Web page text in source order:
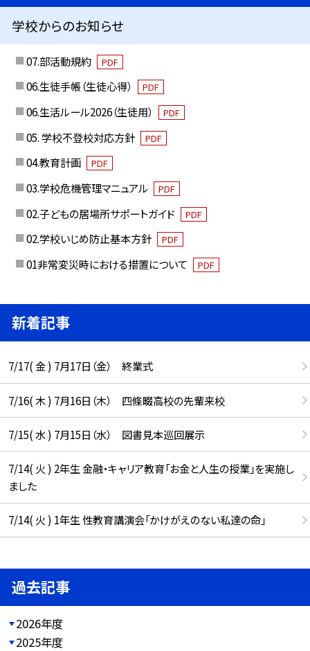
学校からのお知らせ
07.部活動規約 PDF
06.生徒手帳（生徒心得） PDF
06.生活ルール2026（生徒用） PDF
05. 学校不登校対応方針 PDF
04.教育計画 PDF
03.学校危機管理マニュアル PDF
02.子どもの居場所サポートガイド PDF
02.学校いじめ防止基本方針 PDF
01非常変災時における措置について PDF
新着記事
7/17( 金 ) 7月17日（金） 終業式
7/16( 木 ) 7月16日（木） 四條畷高校の先輩来校
7/15( 水 ) 7月15日（水） 図書見本巡回展示
7/14( 火 ) 2年生 金融・キャリア教育「お金と人生の授業」を実施し
ました
7/14( 火 ) 1年生 性教育講演会「かけがえのない私達の命」
過去記事
2026年度
2025年度